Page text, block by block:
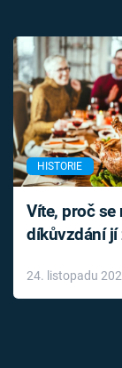
HISTORIE
Víte, proč se
díkůvzdání jí
24. listopadu